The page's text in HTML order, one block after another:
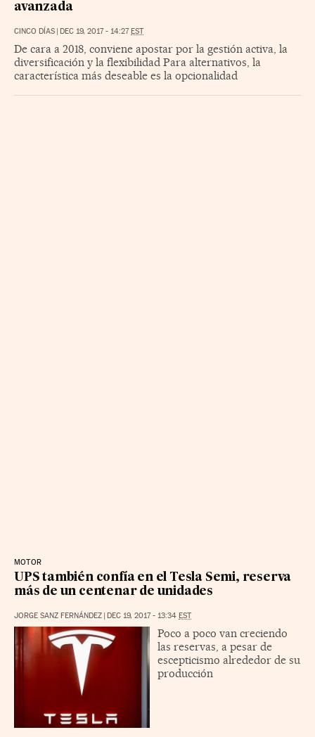
avanzada
CINCO DÍAS | DEC 19, 2017 - 14:27EST
De cara a 2018, conviene apostar por la gestión activa, la
diversificación y la flexibilidad Para alternativos, la
característica más deseable es la opcionalidad
MOTOR
UPS también confía en el Tesla Semi, reserva
más de un centenar de unidades
JORGE SANZ FERNÁNDEZ | DEC 19, 2017 - 13:34 EST
Poco a poco van creciendo
las reservas, a pesar de
escepticismo alrededor de su
producción